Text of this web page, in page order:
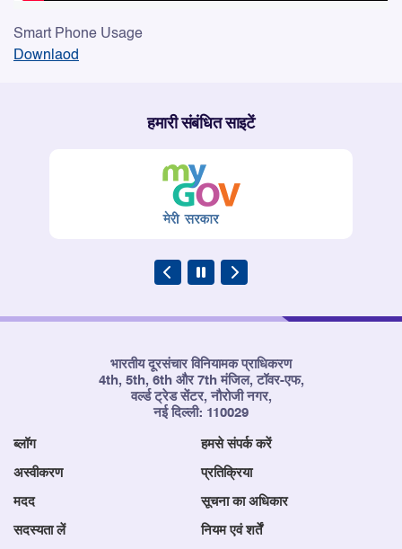
Smart Phone Usage
Downlaod
हमारी संबंधित साइटें
भारतीय दूरसंचार विनियामक प्राधिकरण
4th, 5th, 6th और 7th मंजिल, टॉवर-एफ,
वर्ल्ड ट्रेड सेंटर, नौरोजी नगर,
नई दिल्ली: 110029
ब्लॉग हमसे संपर्क करें
अस्वीकरण प्रतिक्रिया
मदद सूचना का अधिकार
सदस्यता लें नियम एवं शर्तें